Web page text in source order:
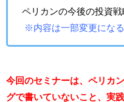
ペリカンの今後の投資戦
※内容は一部変更にな
今回のセミナーは、ペリカ
グで書いていないこと、実